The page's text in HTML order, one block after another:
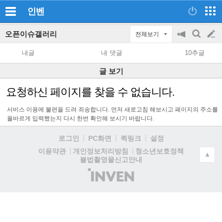
인벤
오픈이슈갤러리 전체보기
공
지
on/off
검
색
글
쓰
기
내글 내 댓글 10추글
글 보기
요청하신 페이지를 찾을 수 없습니다.
서비스 이용에 불편을 드려 죄송합니다. 먼저 새로고침 해보시고 페이지의 주소를
올바르게 입력했는지 다시 한번 확인해 보시기 바랍니다.
로그인 PC화면 퀵링크
설정
이용약관
개인정보처리방침
청소년보호정책
불법촬영물신고안내
(주)
인
▲